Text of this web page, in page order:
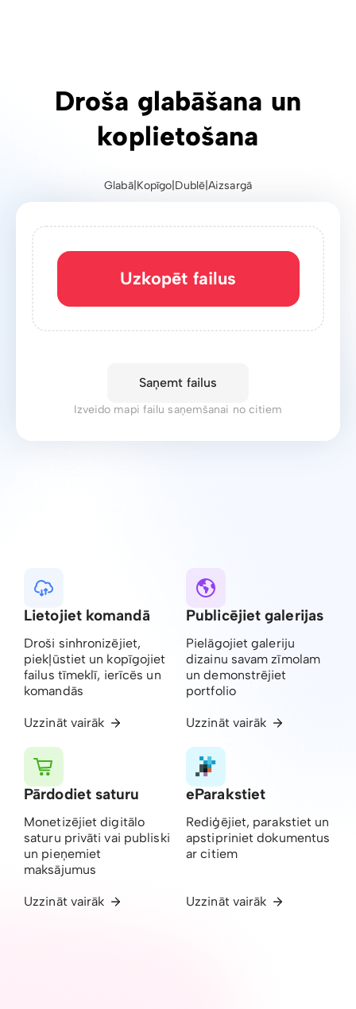
Uzticama un ātra lielu
failu pārsūtīšana
Uzkopēt failus
Saņemt failus
Izveido mapi failu saņemšanai no citiem
Lietojiet komandā
Droši sinhronizējiet,
piekļūstiet un kopīgojiet
failus tīmeklī, ierīcēs un
komandās
Uzzināt vairāk
Publicējiet galerijas
Pielāgojiet galeriju
dizainu savam zīmolam
un demonstrējiet
portfolio
Uzzināt vairāk
Pārdodiet saturu
Monetizējiet digitālo
saturu privāti vai publiski
un pieņemiet
maksājumus
Uzzināt vairāk
eParakstiet
Rediģējiet, parakstiet un
apstipriniet dokumentus
ar citiem
Uzzināt vairāk